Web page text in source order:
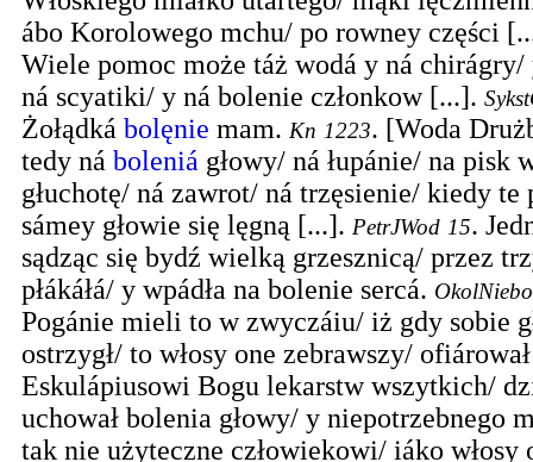
ábo Korolowego mchu/ po rowney części
Wiele pomoc może táż wodá y ná chirágry/
ná scyatiki/ y ná bolenie członkow [...].
Żołądká bolęnie mam. Kn 1223. [Woda
tedy ná boleniá głowy/ ná łupánie/ na pisk
głuchotę/ ná zawrot/ ná trzęsienie/ kiedy
sámey głowie się lęgną [...]. PetrJWod 15.
sądząc się bydź wielką grzesznicą/ przez
płákáłá/ y wpádła na bolenie sercá. OkolNiebo
Pogánie mieli to w zwyczáiu/ iż gdy sobie
ostrzygł/ to włosy one zebrawszy/
Eskulápiusowi Bogu lekarstw wszytkich/
uchował bolenia głowy/ y niepotrzebnego
tak nie użyteczne człowiekowi/ iáko włosy